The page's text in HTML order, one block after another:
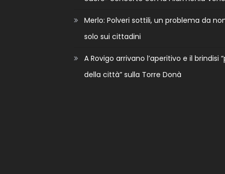
Merlo: Polveri sottili, un problema da
solo sui cittadini
A Rovigo arrivano l’aperitivo e il brindisi
della città” sulla Torre Donà